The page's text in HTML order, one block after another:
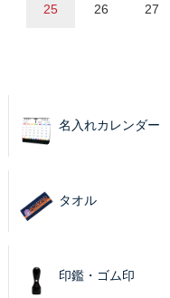
25 26 27
名入れカレンダー
タオル
印鑑・ゴム印